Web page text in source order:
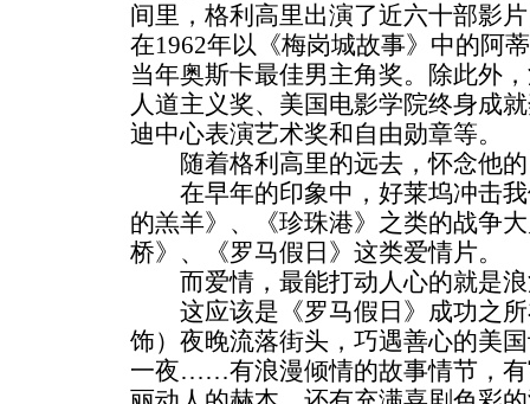
间里，格利高里出演了近六十部影
在1962年以《梅岗城故事》中的阿
当年奥斯卡最佳男主角奖。除此外
人道主义奖、美国电影学院终身成
迪中心表演艺术奖和自由勋章等。
随着格利高里的远去，怀念他的
在早年的印象中，好莱坞冲击我
的羔羊》、《珍珠港》之类的战争
桥》、《罗马假日》这类爱情片。
而爱情，最能打动人心的就是浪
这应该是《罗马假日》成功之所
饰）夜晚流落街头，巧遇善心的美
一夜……有浪漫倾情的故事情节，